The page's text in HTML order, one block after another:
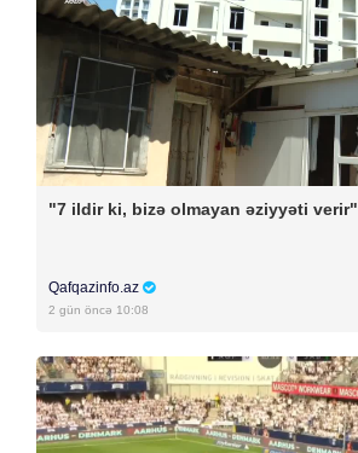
"7 ildir ki, bizə olmayan əziyyəti verir"
Qafqazinfo.az
2 gün öncə 10:08